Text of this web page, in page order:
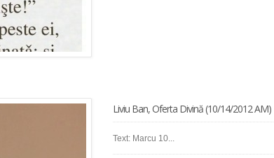
Liviu Ban, Oferta Divină (10/14/2012 AM)
Text: Marcu 10...